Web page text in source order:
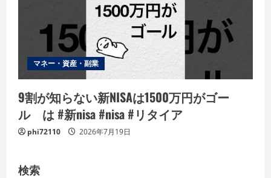
マネー・資産・副業
9割が知らない新NISAは1500万円がゴー
ル は #新nisa #nisa #リタイア
phi72110 2026年7月19日
検索